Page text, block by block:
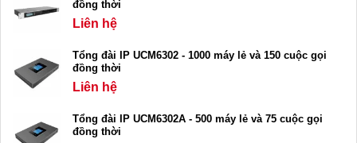
đồng thời
Liên hệ
Tổng đài IP UCM6302 - 1000 máy lẻ và 150 cuộc gọi
đồng thời
Liên hệ
Tổng đài IP UCM6302A - 500 máy lẻ và 75 cuộc gọi
đồng thời